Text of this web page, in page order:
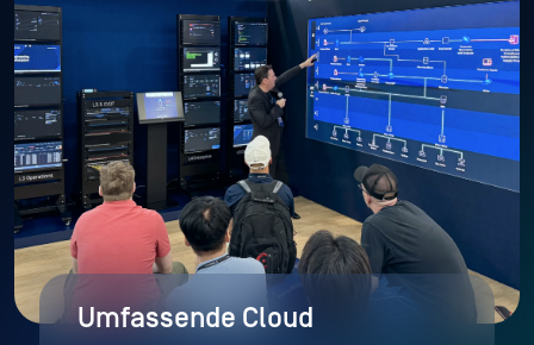
Umfassende Cloud